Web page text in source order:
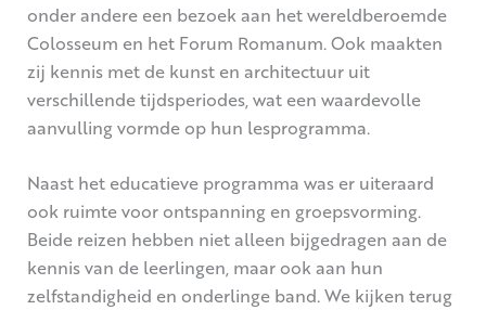
onder andere een bezoek aan het wereldberoemde
Colosseum en het Forum Romanum. Ook maakten
zij kennis met de kunst en architectuur uit
verschillende tijdsperiodes, wat een waardevolle
aanvulling vormde op hun lesprogramma.
Naast het educatieve programma was er uiteraard
ook ruimte voor ontspanning en groepsvorming.
Beide reizen hebben niet alleen bijgedragen aan de
kennis van de leerlingen, maar ook aan hun
zelfstandigheid en onderlinge band. We kijken terug